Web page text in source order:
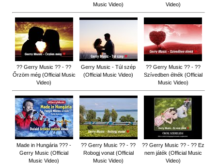
Music Video)
Video)
?? Gerry Music ?? - ??
Őrzöm még (Official Music
Video)
Gerry Music - Túl szép
(Official Music Video)
?? Gerry Music ?? - ??
Szívedben élnék (Official
Music Video)
Made in Hungária ??? -
Gerry Music (Official
Music Video)
?? Gerry Music ?? - ??
Robogj vonat (Official
Music Video)
?? Gerry Music ?? - ?? Ez
nem játék (Official Music
Video)